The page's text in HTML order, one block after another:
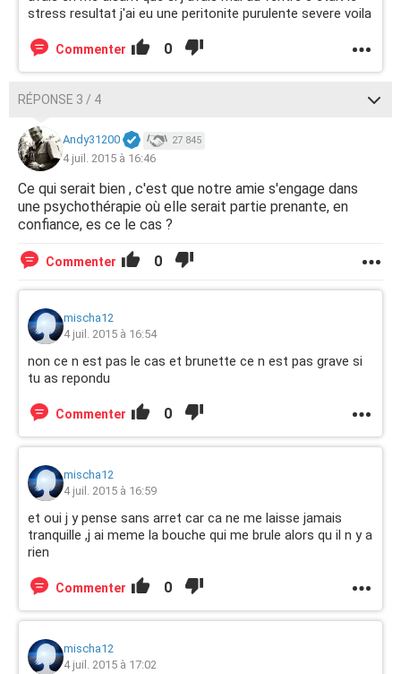
stress resultat j'ai eu une peritonite purulente severe voila
Commenter 0
RÉPONSE 3 / 4
Andy31200 27 845
4 juil. 2015 à 16:46
Ce qui serait bien , c'est que notre amie s'engage dans
une psychothérapie où elle serait partie prenante, en
confiance, es ce le cas ?
Commenter 0
mischa12
4 juil. 2015 à 16:54
non ce n est pas le cas et brunette ce n est pas grave si
tu as repondu
Commenter 0
mischa12
4 juil. 2015 à 16:59
et oui j y pense sans arret car ca ne me laisse jamais
tranquille ,j ai meme la bouche qui me brule alors qu il n y a
rien
Commenter 0
mischa12
4 juil. 2015 à 17:02